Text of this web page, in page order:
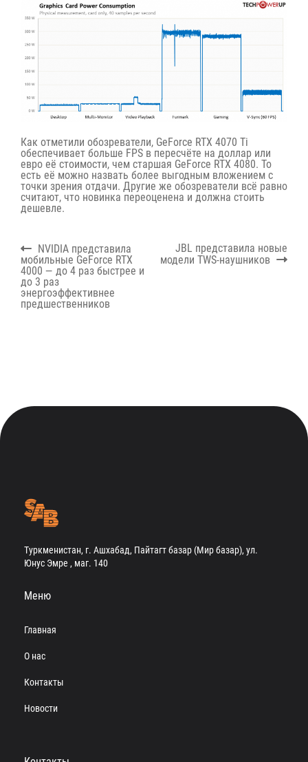
Как отметили обозреватели, GeForce RTX 4070 Ti
обеспечивает больше FPS в пересчёте на доллар или
евро её стоимости, чем старшая GeForce RTX 4080. То
есть её можно назвать более выгодным вложением с
точки зрения отдачи. Другие же обозреватели всё равно
считают, что новинка переоценена и должна стоить
дешевле.
Навигация
по
записям
Previous
post:
NVIDIA представила
мобильные GeForce RTX
4000 — до 4 раз быстрее и
до 3 раз
энергоэффективнее
предшественников
Next
post:
JBL представила новые
модели TWS-наушников
Туркменистан, г. Ашхабад, Пайтагт базар (Мир базар), ул.
Юнус Эмре , маг. 140
Меню
Главная
О нас
Контакты
Новости